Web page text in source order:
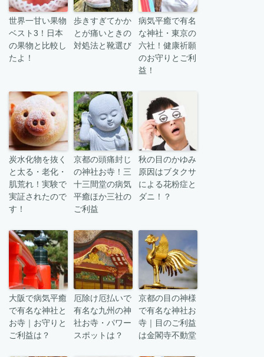
世界一甘い果物
ベスト3！日本
の果物と比較し
たよ！
歩きすぎてかか
とが痛いときの
対処法と靴選び
病気平癒で有名
な神社・東京の
六社！健康祈願
のお守りとご利
益！
炭水化物を抜く
と太る・老化・
肌荒れ！実験で
実証されたので
す！
京都の頭痛封じ
の神社お寺！三
十三間堂の病気
平癒ほか三社の
ご利益
秋の目のかゆみ
原因はブタクサ
による花粉症と
ダニ！？
大阪で病気平癒
で有名な神社と
お寺｜お守りと
ご利益は？
厄除け厄払いで
有名な九州の神
社お寺・パワー
スポットは？
京都の目の神様
で有名な神社お
寺｜目のご利益
は金閣寺不動堂